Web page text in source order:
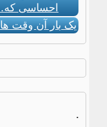
احساسی
یک بار آن وقت
.